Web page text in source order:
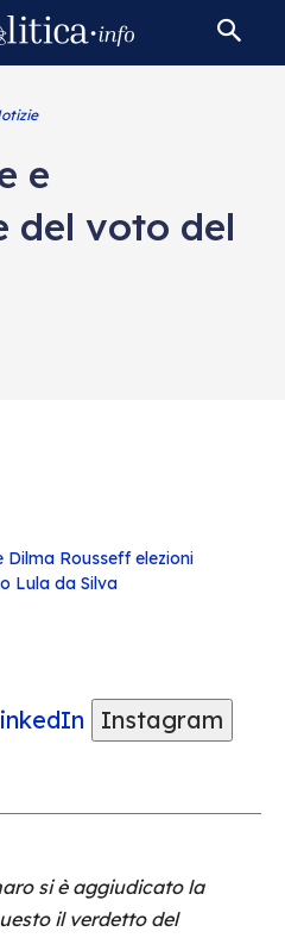
e
del voto del
Dilma Rousseff elezioni
Lula da Silva
Instagram
si è aggiudicato la
il verdetto del